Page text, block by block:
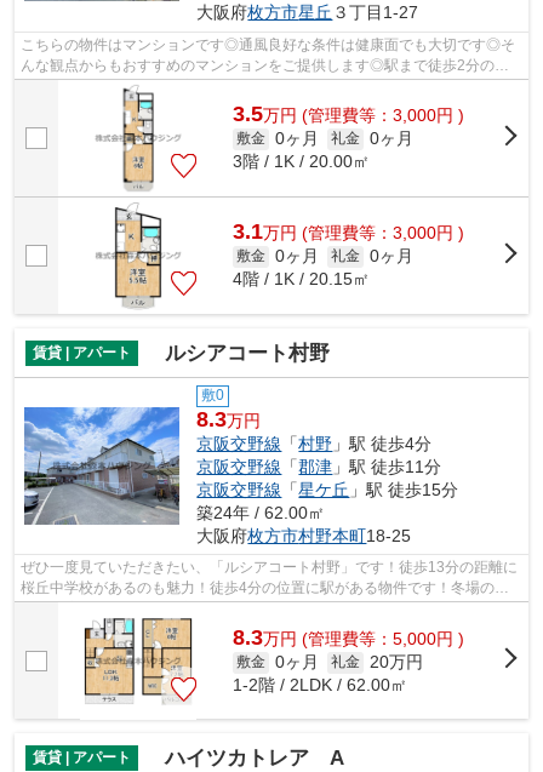
大阪府枚方市星丘 ３丁目1-27
こちらの物件はマンションです◎通風良好な条件は健康面でも大切です◎そ
んな観点からもおすすめのマンションをご提供します◎駅まで徒歩2分の立
地が魅力的な、利便性の高い物件です◎敷地...
3.5万円 (管理費等：3,000円 )
敷金 0ヶ月 礼金 0ヶ月
3階 / 1K / 20.00㎡
3.1万円 (管理費等：3,000円 )
敷金 0ヶ月 礼金 0ヶ月
4階 / 1K / 20.15㎡
賃貸 | アパート ルシアコート村野
敷0
8.3万円
京阪交野線 「村野 」駅 徒歩4分
京阪交野線 「郡津 」駅 徒歩11分
京阪交野線 「星ケ丘 」駅 徒歩15分
築24年 / 62.00㎡
大阪府枚方市村野本町18-25
ぜひ一度見ていただきたい、「ルシアコート村野」です！徒歩13分の距離に
桜丘中学校があるのも魅力！徒歩4分の位置に駅がある物件です！冬場の換
8.3万円 (管理費等：5,000円 )
敷金 0ヶ月 礼金
20万円
1-2階 / 2LDK / 62.00㎡
賃貸 | アパート ハイツカトレア A